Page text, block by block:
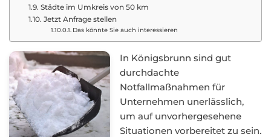
Städte im Umkreis von 50 km
Jetzt Anfrage stellen
Das könnte Sie auch interessieren
In Königsbrunn sind gut
durchdachte
Notfallmaßnahmen für
Unternehmen unerlässlich,
um auf unvorhergesehene
Situationen vorbereitet zu sein.